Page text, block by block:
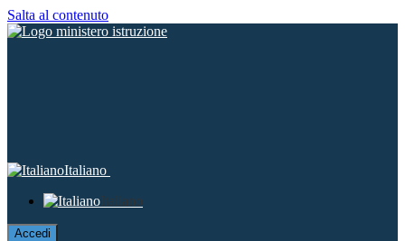
Salta al contenuto
Italiano
Italiano
Accedi